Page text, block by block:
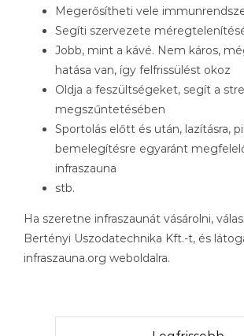
Megerősítheti vele
Segíti szervezete
Jobb, mint a kávé. Nem káros,
hatása van, így felfrissülést okoz
Oldja a feszültségeket, segít a
megszűntetésében
Sportolás előtt és után, lazításra,
bemelegítésre egyaránt
infraszauna
stb.
Ha szeretne infraszaunát vásárolni,
Bertényi Uszodatechnika Kft.-t, és
infraszauna.org weboldalra.